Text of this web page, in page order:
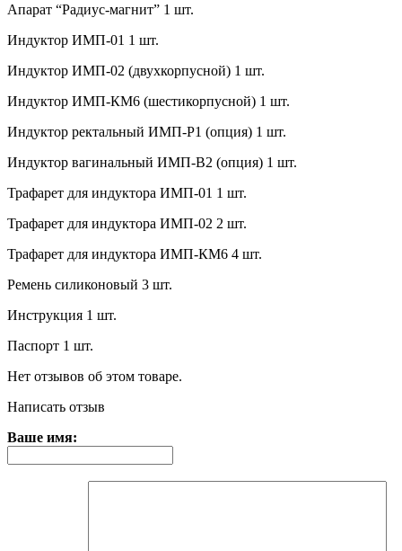
Апарат “Радиус-магнит” 1 шт.
Индуктор ИМП-01 1 шт.
Индуктор ИМП-02 (двухкорпусной) 1 шт.
Индуктор ИМП-КМ6 (шестикорпусной) 1 шт.
Индуктор ректальный ИМП-Р1 (опция) 1 шт.
Индуктор вагинальный ИМП-В2 (опция) 1 шт.
Трафарет для индуктора ИМП-01 1 шт.
Трафарет для индуктора ИМП-02 2 шт.
Трафарет для индуктора ИМП-КМ6 4 шт.
Ремень силиконовый 3 шт.
Инструкция 1 шт.
Паспорт 1 шт.
Нет отзывов об этом товаре.
Написать отзыв
Ваше имя: